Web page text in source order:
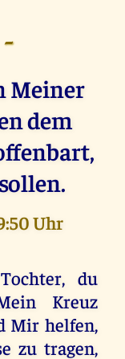
-
Meiner
dem
Uhr
du
Kreuz
Mir helfen,
zu tragen,